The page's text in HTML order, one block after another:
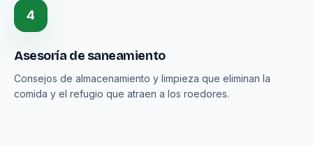
4
Asesoría de saneamiento
Consejos de almacenamiento y limpieza que eliminan la
comida y el refugio que atraen a los roedores.